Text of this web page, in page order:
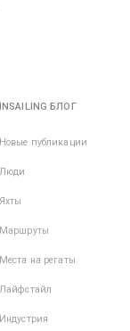
INSAILING БЛОГ
Новые публикации
Люди
Яхты
Маршруты
Места на регаты
Лайфстайл
Индустрия